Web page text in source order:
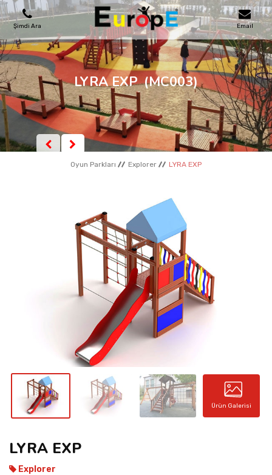
Şimdi Ara Email
OYUN PARKLARI
SKATEPARKLAR
AHŞAP EVLER
KENT MOBILYALARI
REFERANSLAR
LYRA EXP (MC003)
Oyun Parkları Explorer LYRA EXP
Ürün Galerisi
LYRA EXP
Explorer